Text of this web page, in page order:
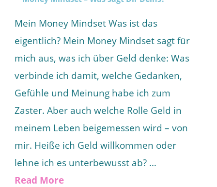
Mein Money Mindset Was ist das
eigentlich? Mein Money Mindset sagt für
mich aus, was ich über Geld denke: Was
verbinde ich damit, welche Gedanken,
Gefühle und Meinung habe ich zum
Zaster. Aber auch welche Rolle Geld in
meinem Leben beigemessen wird – von
mir. Heiße ich Geld willkommen oder
lehne ich es unterbewusst ab? …
Read More